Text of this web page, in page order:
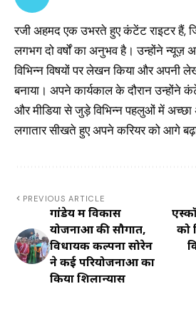
रजी अहमद एक उभरते हुए कंटेंट राइटर हैं,
लगभग दो वर्षों का अनुभव है। उन्होंने न्यूज़
विभिन्न विषयों पर लेखन किया और अपनी
बनाया। अपने कार्यकाल के दौरान उन्होंने
और मीडिया से जुड़े विभिन्न पहलुओं में
लगातार सीखते हुए अपने करियर को आगे
PREVIOUS ARTICLE
गांडेय में विकास
योजनाओं की सौगात,
विधायक कल्पना सोरेन
ने कई परियोजनाओं का
किया शिलान्यास
को